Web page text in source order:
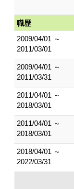
職歴
2009/04/01 ～
2011/03/01
2009/04/01 ～
2011/03/31
2011/04/01 ～
2018/03/01
2011/04/01 ～
2018/03/01
2018/04/01 ～
2022/03/31